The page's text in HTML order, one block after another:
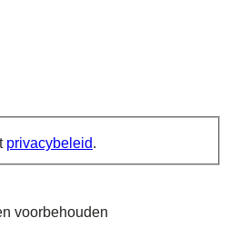
privacybeleid.
voorbehouden